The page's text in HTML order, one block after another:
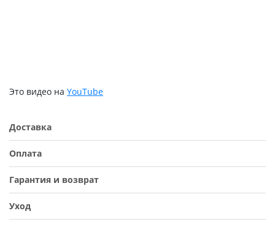
Это видео на YouTube
Доставка
Оплата
Гарантия и возврат
Уход